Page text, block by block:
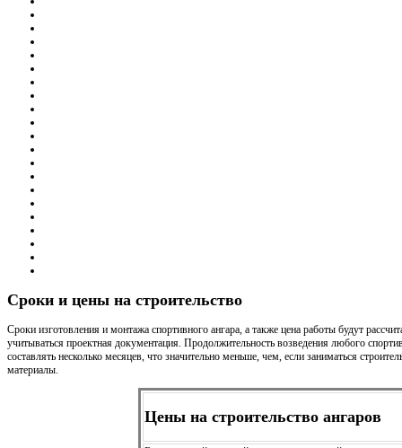
Сроки и цены на строительство
Сроки изготовления и монтажа спортивного ангара, а также цена работы будут
учитываться проектная документация. Продолжительность возведения любого
составлять несколько месяцев, что значительно меньше, чем, если заниматься
материалы.
Цены на строительство ангаров